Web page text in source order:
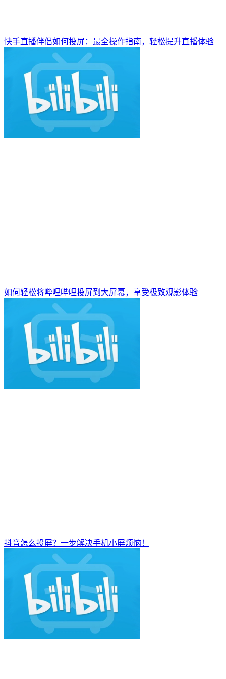
快手直播伴侣如何投屏：最全操作指南，轻松提升直播体验
如何轻松将哔哩哔哩投屏到大屏幕，享受极致观影体验
抖音怎么投屏？一步解决手机小屏烦恼！